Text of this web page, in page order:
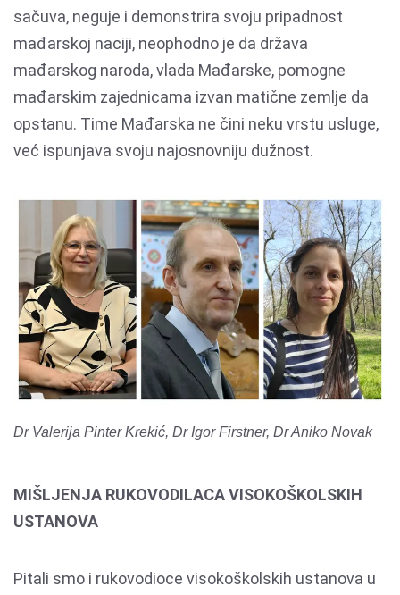
sačuva, neguje i demonstrira svoju pripadnost
mađarskoj naciji, neophodno je da država
mađarskog naroda, vlada Mađarske, pomogne
mađarskim zajednicama izvan matične zemlje da
opstanu. Time Mađarska ne čini neku vrstu usluge,
već ispunjava svoju najosnovniju dužnost.
Dr Valerija Pinter Krekić, Dr Igor Firstner, Dr Aniko Novak
MIŠLJENJA RUKOVODILACA VISOKOŠKOLSKIH
USTANOVA
Pitali smo i rukovodioce visokoškolskih ustanova u